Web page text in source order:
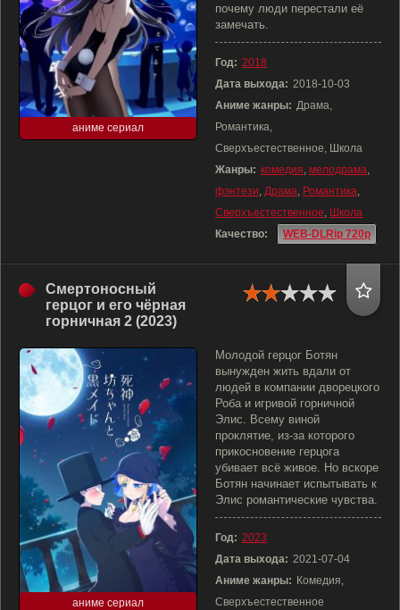
аниме сериал
почему люди перестали её
замечать.
Год: 2018
Дата выхода: 2018-10-03
Аниме жанры: Драма,
Романтика,
Сверхъестественное, Школа
Жанры: комедия, мелодрама,
фэнтези, Драма, Романтика,
Сверхъестественное, Школа
Качество:
WEB-DLRip 720p
Смертоносный
герцог и его чёрная
горничная 2 (2023)
аниме сериал
Молодой герцог Ботян
вынужден жить вдали от
людей в компании дворецкого
Роба и игривой горничной
Элис. Всему виной
проклятие, из-за которого
прикосновение герцога
убивает всё живое. Но вскоре
Ботян начинает испытывать к
Элис романтические чувства.
Год: 2023
Дата выхода: 2021-07-04
Аниме жанры: Комедия,
Сверхъестественное